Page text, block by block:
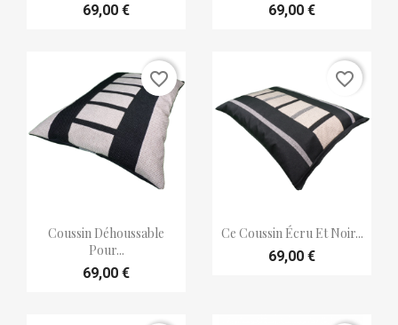
69,00 €
69,00 €
Aperçu rapide
Coussin Déhoussable
Pour...
69,00 €
favorite_border
Aperçu rapide
Ce Coussin Écru Et Noir...
69,00 €
favorite_border